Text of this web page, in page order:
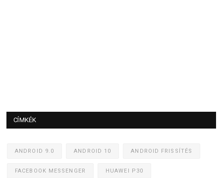
CÍMKÉK
ANDROID 9.0 ANDROID 10 ANDROID FRISSÍTÉS
FACEBOOK MESSENGER HUAWEI P30